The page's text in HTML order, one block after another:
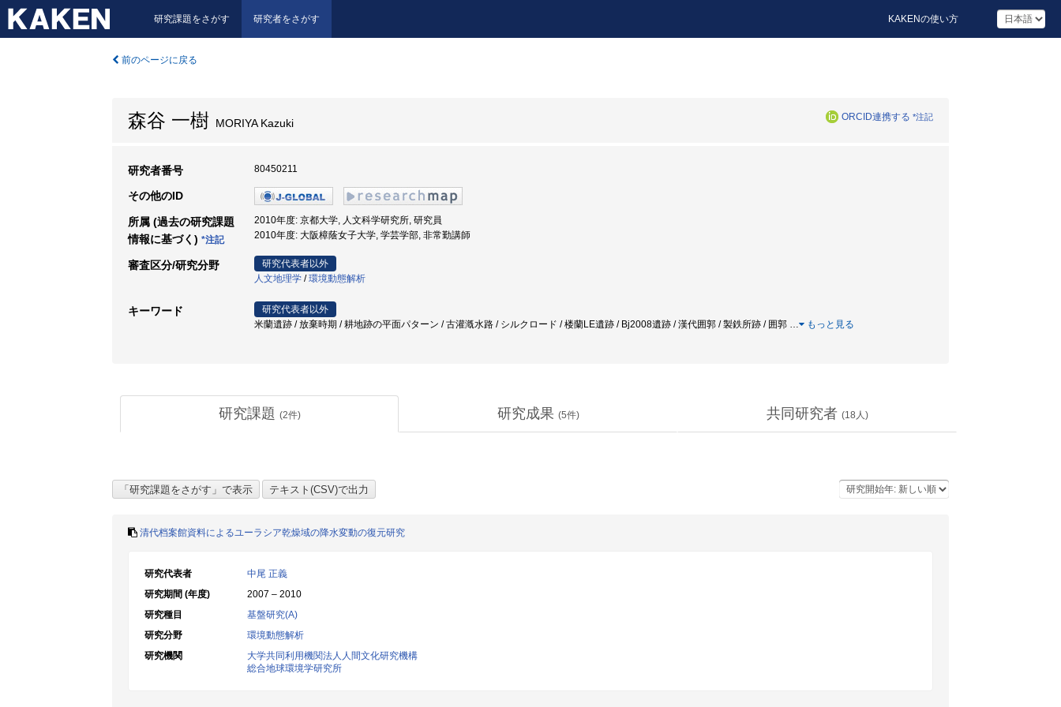
研究課題をさがす 研究者をさがす KAKENの使い方
前のページに戻る
森谷 一樹 MORIYA Kazuki ORCID連携する *注記
研究者番号 80450211
その他のID
所属 (過去の研究課題
情報に基づく) *注記
2010年度: 京都大学, 人文科学研究所, 研究員
2010年度: 大阪樟蔭女子大学, 学芸学部, 非常勤講師
審査区分/研究分野
研究代表者以外
人文地理学 /環境動態解析
キーワード
研究代表者以外
米蘭遺跡 / 放棄時期 / 耕地跡の平面パターン / 古灌漑水路 / シルクロード / 楼蘭LE遺跡 / Bj2008遺跡 / 漢代囲郭 / 製鉄所跡 / 囲郭 … もっと見る
研究課題 (2件) 研究成果 (5件) 共同研究者 (18 人)
清代档案館資料によるユーラシア乾燥域の降水変動の復元研究
研究代表者
中尾 正義
研究期間 (年度)
2007 – 2010
研究種目
基盤研究(A)
研究分野
環境動態解析
研究機関
大学共同利用機関法人人間文化研究機構
総合地球環境学研究所